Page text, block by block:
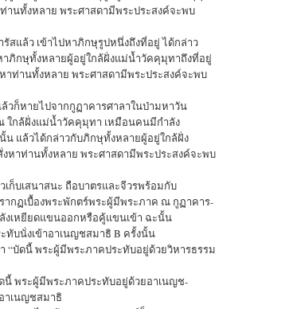
านทั้งหลาย พระศาสดามีพระประสงค์จะพบ
สแล้ว เข้าไปหาภิกษุรูปหนึ่งถึงที่อยู่ ได้กล่าว
าภิกษุทั้งหลายผู้อยู่ใกล้ฝั่งแม่น้ำวัคคุมุทาถึงที่อยู่
าท่านทั้งหลาย พระศาสดามีพระประสงค์จะพบ
ก็หายไปจากกูฏาคารศาลาในป่ามหาวัน
ใกล้ฝั่งแม่น้ำวัคคุมุทา เหมือนคนมีกำลัง
แล้วได้กล่าวกับภิกษุทั้งหลายผู้อยู่ใกล้ฝั่ง
หาท่านทั้งหลาย พระศาสดามีพระประสงค์จะพบ
ก็บเสนาสนะ ถือบาตรและจีวรพร้อมกับ
กฏเบื้องพระพักตร์พระผู้มีพระภาค ณ กูฏาคาร-
เหยียดแขนออกหรือคู้แขนเข้า ฉะนั้น
บนั่งเข้าอาเนญชสมาธิ B ครั้งนั้น
“บัดนี้ พระผู้มีพระภาคประทับอยู่ด้วยวิหารธรรม
นี้ พระผู้มีพระภาคประทับอยู่ด้วยอาเนญช-
าเนญชสมาธิ